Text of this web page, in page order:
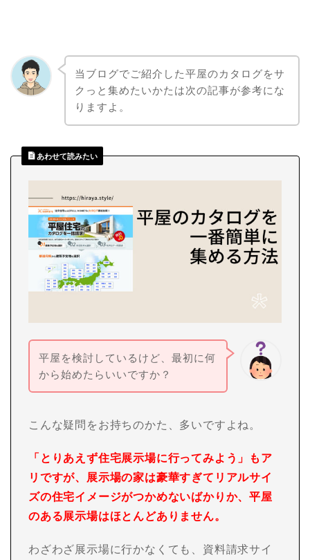
当ブログでご紹介した平屋のカタログをサ
クっと集めたいかたは次の記事が参考にな
りますよ。
あわせて読みたい
平屋を検討しているけど、最初に何
から始めたらいいですか？
こんな疑問をお持ちのかた、多いですよね。
「とりあえず住宅展示場に行ってみよう」もア
リですが、展示場の家は豪華すぎてリアルサイ
ズの住宅イメージがつかめないばかりか、平屋
のある展示場はほとんどありません。
わざわざ展示場に行かなくても、資料請求サイ